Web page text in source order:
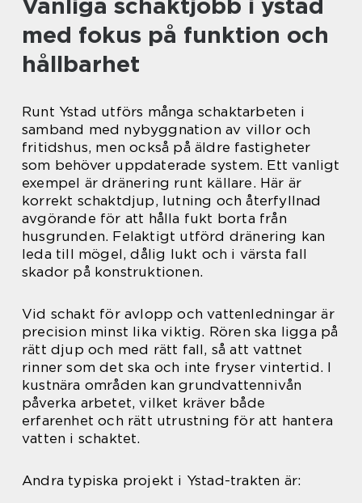
Vanliga schaktjobb i ystad
med fokus på funktion och
hållbarhet
Runt Ystad utförs många schaktarbeten i
samband med nybyggnation av villor och
fritidshus, men också på äldre fastigheter
som behöver uppdaterade system. Ett vanligt
exempel är dränering runt källare. Här är
korrekt schaktdjup, lutning och återfyllnad
avgörande för att hålla fukt borta från
husgrunden. Felaktigt utförd dränering kan
leda till mögel, dålig lukt och i värsta fall
skador på konstruktionen.
Vid schakt för avlopp och vattenledningar är
precision minst lika viktig. Rören ska ligga på
rätt djup och med rätt fall, så att vattnet
rinner som det ska och inte fryser vintertid. I
kustnära områden kan grundvattennivån
påverka arbetet, vilket kräver både
erfarenhet och rätt utrustning för att hantera
vatten i schaktet.
Andra typiska projekt i Ystad-trakten är: